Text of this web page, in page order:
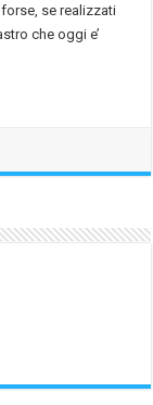
se realizzati
che oggi e’